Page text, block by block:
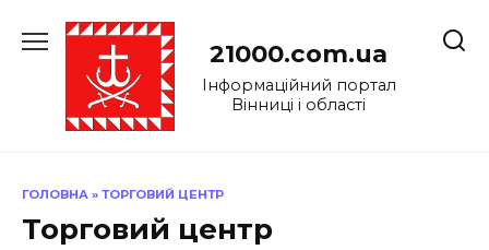
до
21000.com.ua
Інформаційний портал
Вінниці і області
ГОЛОВНА » ТОРГОВИЙ ЦЕНТР
Торговий центр